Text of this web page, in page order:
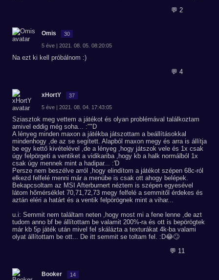
💬 2
Omis 30
5 éve | 2021. 08. 05. 08:20:05
Na ezt ki kell próbálnom :)
💬 4
xHortY 37
5 éve | 2021. 08. 04. 17:43:05
Sziasztok meg vettem a játékot és olyan problémával találkoztam
amivel eddig még soha... :""D
A lényeg minden maxon a játékba játszottam a beállításokkal
mindenhogy ,de az se segített. Alapból maxon megy és arra is állítja
be egy kettő kivételével ,de a lényeg ,hogy játszok vele és 1x csak
úgy felpörgeti a ventiket a vidikariba ,hogy kb a halk normálból 1x
csak úgy mennek mint a hadipar... :'D
Persze nem beszélve arról ,hogy elindítom a játékot szépen 68c-ról
elkezd felfelé menni már a menübe is csak ott ahogy belépek.
Bekapcsoltam az MSI Afterburnert néztem is szépen egyesével
látom hőmérséklet 70,71,72,73 megy felfelé a semmitől érdekes és
aztán eléri a határt és a ventik felpörögnek mint a vihar...
u.i: Semmit nem találtam neten ,hogy most mi a fene lenne ,de azt
tudom anno bf be állítottam be valamit 200%-ra és ott is bepörögtek
már kb 5p játék után mivel fel skálázta a texturákat 4k-ba valami
olyat állítottam be ott... De itt semmit se toltam fel. :D😂🙄
💬 11
Booker 14